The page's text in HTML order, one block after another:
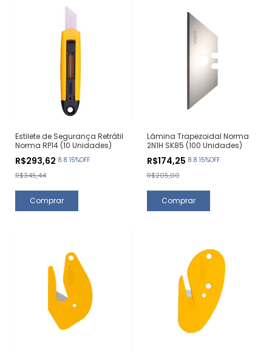
Estilete de Segurança Retrátil
Norma RP14 (10 Unidades)
R$293,62 8.8 15%OFF
R$345,44
Lâmina Trapezoidal Norma
2N1H SK85 (100 Unidades)
R$174,25 8.8 15%OFF
R$205,00